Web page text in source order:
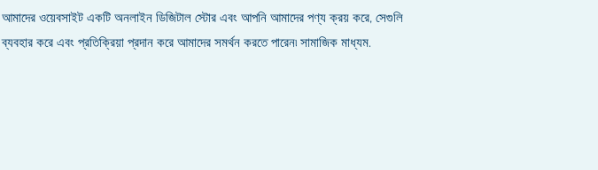
আমাদের ওয়েবসাইট একটি অনলাইন ডিজিটাল স্টোর এবং আপনি আমাদের পণ্য ক্রয় করে, সেগুলি
ব্যবহার করে এবং প্রতিক্রিয়া প্রদান করে আমাদের সমর্থন করতে পারেন৷ সামাজিক মাধ্যম.